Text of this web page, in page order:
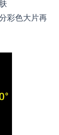
彩色大片再